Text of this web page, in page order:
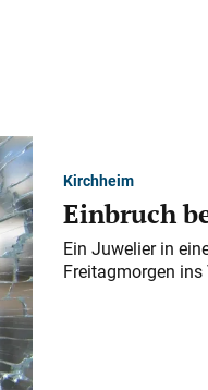
Kirchheim
Einbruch
Ein Juwelier in
Freitagmorgen